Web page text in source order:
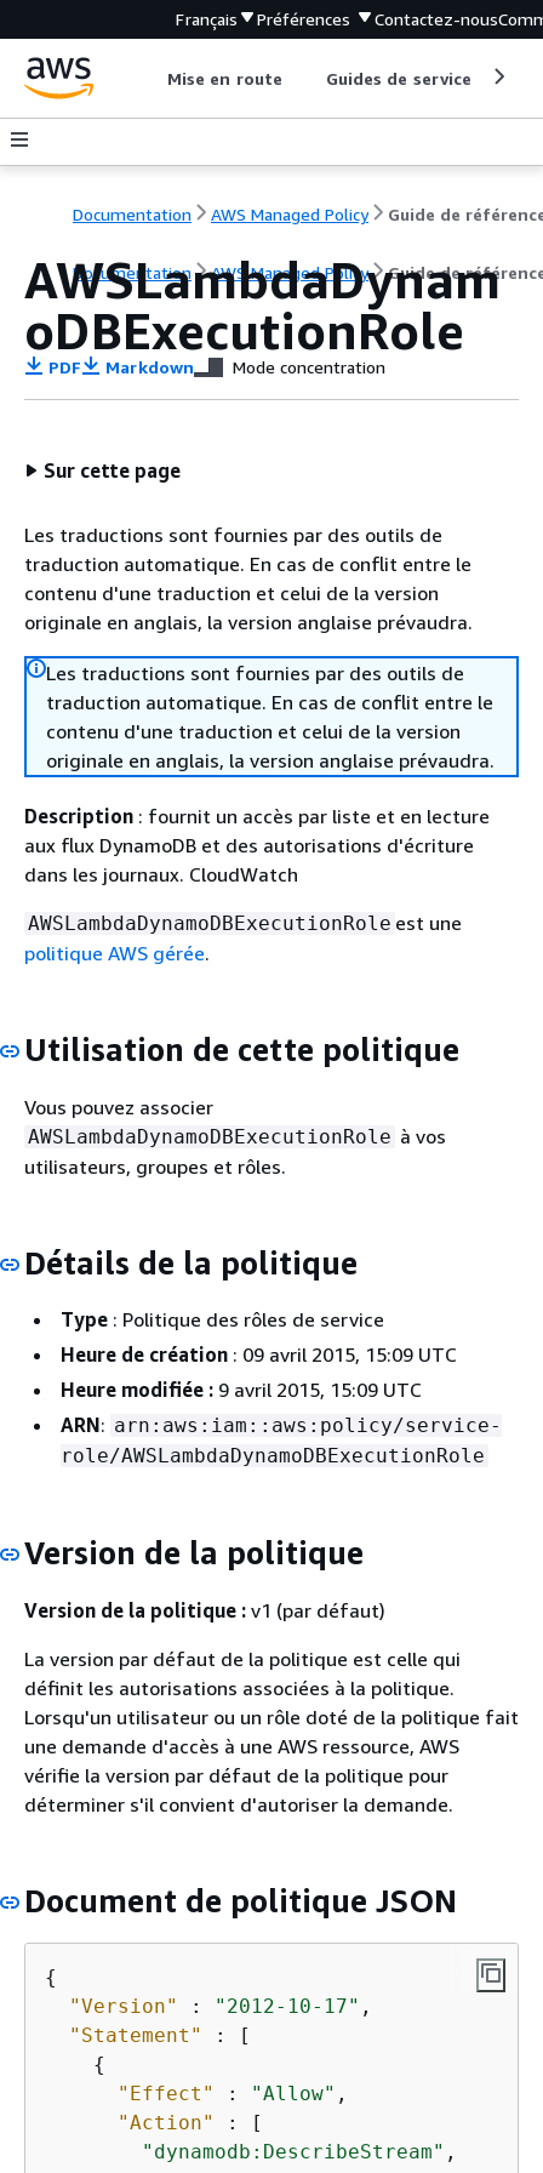
Français Préférences Contactez-nous
Mise en route Guides de service
Documentation AWS Managed Policy Guide de
Documentation AWS Managed Policy Guide de
AWSLambdaDynam
oDBExecutionRole
PDF Markdown Mode concentration
Sur cette page
Les traductions sont fournies par des outils de
traduction automatique. En cas de conflit entre le
contenu d'une traduction et celui de la version
originale en anglais, la version anglaise prévaudra.
Les traductions sont fournies par des outils de
traduction automatique. En cas de conflit entre le
contenu d'une traduction et celui de la version
originale en anglais, la version anglaise prévaudra.
Description : fournit un accès par liste et en lecture
aux flux DynamoDB et des autorisations d'écriture
dans les journaux. CloudWatch
AWSLambdaDynamoDBExecutionRole est une
politique AWS gérée.
Utilisation de cette politique
Vous pouvez associer
AWSLambdaDynamoDBExecutionRole à vos
utilisateurs, groupes et rôles.
Détails de la politique
Type : Politique des rôles de service
Heure de création : 09 avril 2015, 15:09 UTC
Heure modifiée : 9 avril 2015, 15:09 UTC
ARN: arn:aws:iam::aws:policy/service-
role/AWSLambdaDynamoDBExecutionRole
Version de la politique
Version de la politique : v1 (par défaut)
La version par défaut de la politique est celle qui
définit les autorisations associées à la politique.
Lorsqu'un utilisateur ou un rôle doté de la politique fait
une demande d'accès à une AWS ressource, AWS
vérifie la version par défaut de la politique pour
déterminer s'il convient d'autoriser la demande.
Document de politique JSON
{
"Version"
: "2012-10-17" ,
"Statement"
: [
{
"Effect"
: "Allow" ,
"Action"
: [
"dynamodb:DescribeStream" ,